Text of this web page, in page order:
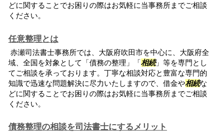
どに関することでお困りの際はお気軽に当事務所までご相談
ください。
任意整理とは
赤瀬司法書士事務所では、大阪府吹田市を中心に、大阪府全
域、全国を対象として「債務の整理」「相続」等を専門とし
てご相談を承っております。丁寧な相談対応と豊富な専門的
知識で迅速な問題解決に尽力いたしますので、借金や相続な
どに関することでお困りの際はお気軽に当事務所までご相談
ください。
債務整理の相談を司法書士にするメリット